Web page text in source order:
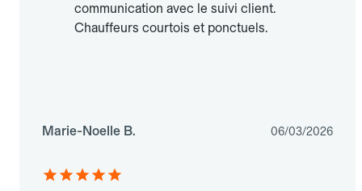
communication avec le suivi client.
Chauffeurs courtois et ponctuels.
Marie-Noelle B. 06/03/2026